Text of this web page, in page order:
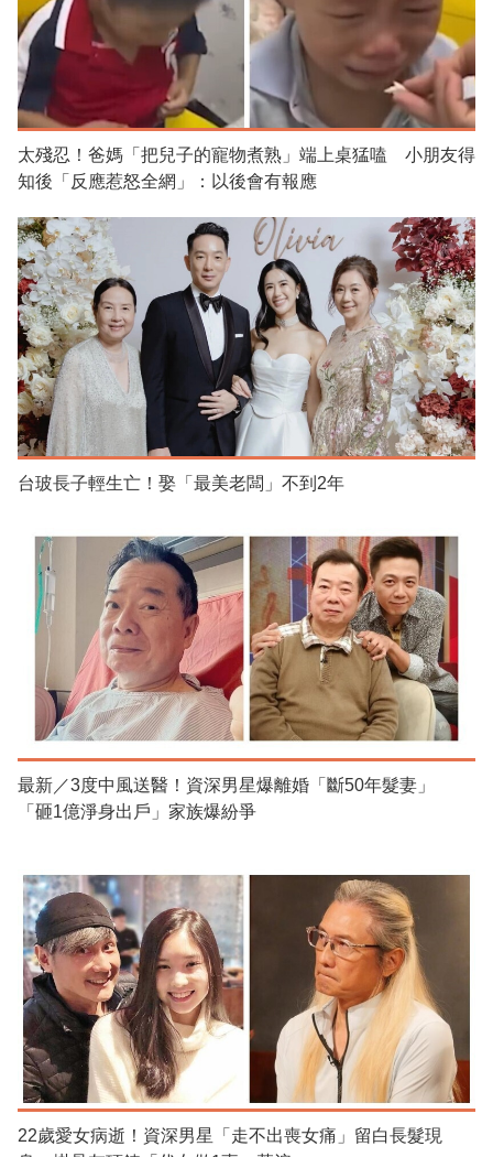
太殘忍！爸媽「把兒子的寵物煮熟」端上桌猛嗑 小朋友得
知後「反應惹怒全網」：以後會有報應
台玻長子輕生亡！娶「最美老闆」不到2年
最新／3度中風送醫！資深男星爆離婚「斷50年髮妻」
「砸1億淨身出戶」家族爆紛爭
22歲愛女病逝！資深男星「走不出喪女痛」留白長髮現